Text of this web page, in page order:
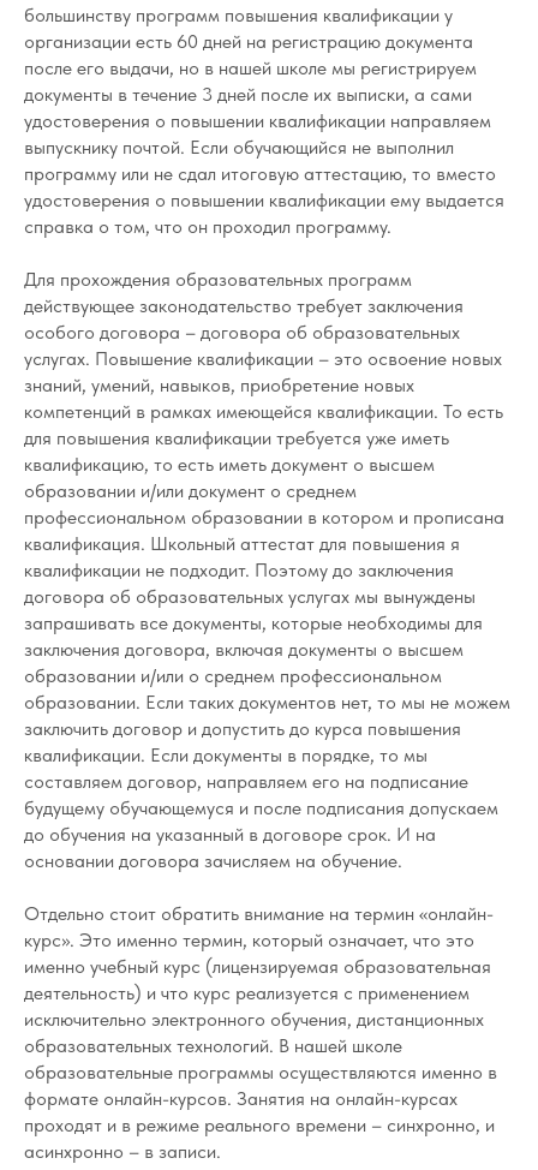
большинству программ повышения квалификации у
организации есть 60 дней на регистрацию документа
после его выдачи, но в нашей школе мы регистрируем
документы в течение 3 дней после их выписки, а сами
удостоверения о повышении квалификации направляем
выпускнику почтой. Если обучающийся не выполнил
программу или не сдал итоговую аттестацию, то вместо
удостоверения о повышении квалификации ему выдается
справка о том, что он проходил программу.
Для прохождения образовательных программ
действующее законодательство требует заключения
особого договора – договора об образовательных
услугах. Повышение квалификации – это освоение новых
знаний, умений, навыков, приобретение новых
компетенций в рамках имеющейся квалификации. То есть
для повышения квалификации требуется уже иметь
квалификацию, то есть иметь документ о высшем
образовании и/или документ о среднем
профессиональном образовании в котором и прописана
квалификация. Школьный аттестат для повышения я
квалификации не подходит. Поэтому до заключения
договора об образовательных услугах мы вынуждены
запрашивать все документы, которые необходимы для
заключения договора, включая документы о высшем
образовании и/или о среднем профессиональном
образовании. Если таких документов нет, то мы не можем
заключить договор и допустить до курса повышения
квалификации. Если документы в порядке, то мы
составляем договор, направляем его на подписание
будущему обучающемуся и после подписания допускаем
до обучения на указанный в договоре срок. И на
основании договора зачисляем на обучение.
Отдельно стоит обратить внимание на термин «онлайн-
курс». Это именно термин, который означает, что это
именно учебный курс (лицензируемая образовательная
деятельность) и что курс реализуется с применением
исключительно электронного обучения, дистанционных
образовательных технологий. В нашей школе
образовательные программы осуществляются именно в
формате онлайн-курсов. Занятия на онлайн-курсах
проходят и в режиме реального времени – синхронно, и
асинхронно – в записи.